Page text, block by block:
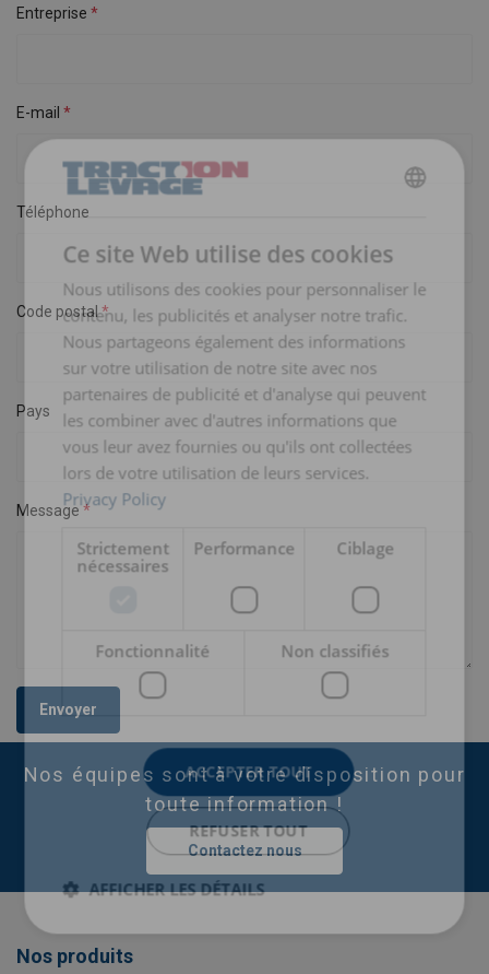
Entreprise
E-mail
Téléphone
Code postal
Pays
Message
Envoyer
Nos équipes sont à votre disposition pour
toute information !
Contactez nous
Nos produits
Ce site Web utilise des cookies
Nous utilisons des cookies pour personnaliser le
contenu, les publicités et analyser notre trafic.
Nous partageons également des informations
sur votre utilisation de notre site avec nos
partenaires de publicité et d'analyse qui peuvent
les combiner avec d'autres informations que
vous leur avez fournies ou qu'ils ont collectées
lors de votre utilisation de leurs services.
Privacy Policy
Strictement
nécessaires
Performance Ciblage
Fonctionnalité Non classifiés
ACCEPTER TOUT
REFUSER TOUT
AFFICHER LES DÉTAILS